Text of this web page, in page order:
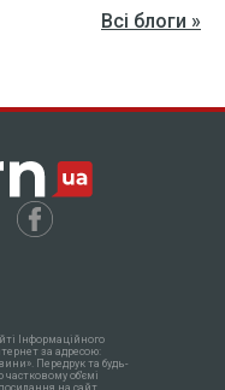
Всі блоги »
Інформаційного
за адресою:
Передрук та будь-
об'ємі